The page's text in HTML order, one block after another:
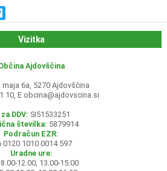
Vizitka
Ajdovščina
maja 6a, 5270 Ajdovščina
10, E obcina@ajdovscina.si
za DDV: SI51533251
številka: 5879914
Podračun EZR:
0120 1010 0014 597
Uradne ure:
12.00, 13.00-15.00